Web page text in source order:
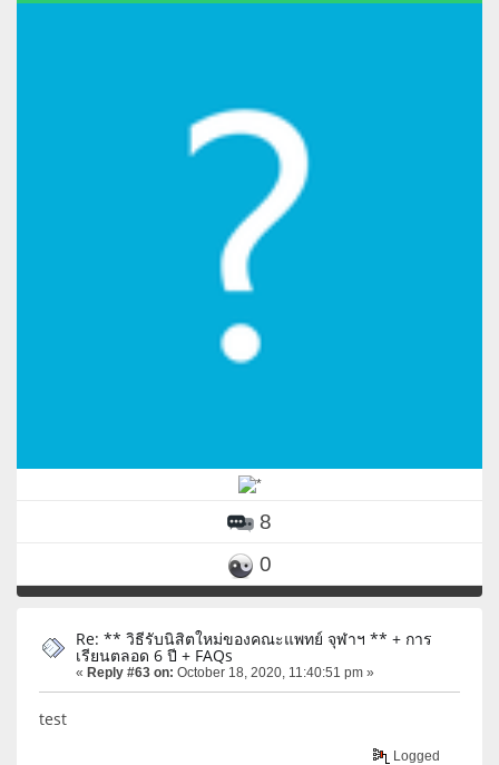
8
0
Re: ** วิธีรับนิสิตใหม่ของคณะแพทย์ จุฬาฯ ** + การ
เรียนตลอด 6 ปี + FAQs
« Reply #63 on: October 18, 2020, 11:40:51 pm »
test
Logged